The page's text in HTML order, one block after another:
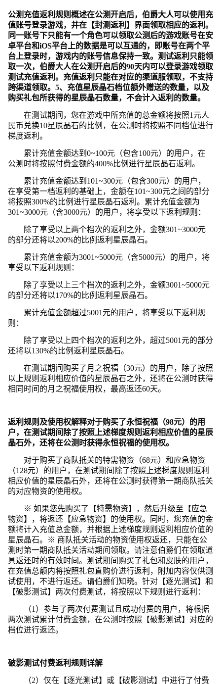
公测充值返利规则概述在公测开启后，伯爵大人可以使用充
值账号登录游戏，并在【封测返利】界面领取相应的返利。
同一账号下只能有一个角色可以领取公测后的游戏账号在安
卓平台和iOS平台上的数据是可以互通的，即账号在两个平
台上登录时，游戏内的账号信息保持一致。测试返利只能领
取一次，伯爵大人在公测开启后的90天内可以登录游戏领取
测试充值返利。充值返利只能在对应的渠道服领取，不支持
跨渠道领取。5、充值星辰晶石档位额外赠送的数量，以及
购买礼包所获得的星辰晶石数量，不会计入返利的数量。
在测试期间，您在游戏中所充值的总金额将按照1元人
民币兑换10星辰晶石的比例，在公测时将按照不同档位进行
梯度返利。
累计充值金额达到0~100元（包含100元）的用户，在
公测时将按照付费金额的400%比例进行星辰晶石返利。
累计充值金额达到101~300元（包含300元）的用户，
在享受第一档返利的基础上，金额在101~300元之间的部分
将按照300%的比例进行星辰晶石返利。累计充值金额为
301~3000元（含3000元）的用户，将享受以下返利规则：
除了享受以上两个档次的返利之外，金额301~3000元
的部分还将以200%的比例返利星辰晶石。
累计充值金额为3001~5000元（含5000元）的用户，将
享受以下返利规则：
除了享受以上三个档次的返利之外，金额3001~5000元
的部分还将以170%的比例返利星辰晶石。
累计充值金额超过5001元的用户，将享受以下返利规
则：
除了享受以上四个档次的返利之外，超过5001元的部分
还将以130%的比例返利星辰晶石。
在测试期间购买了月之祝福（30元）的用户，除了按照
以上规则返利相应价值的星辰晶石之外，还将在公测时获得
相同时间的月之祝福使用权，最高返还60天。
返利规则及使用权解释对于购买了永恒祝福（98元）的用
户，在测试期间除了按照上述梯度规则返利相应价值的星辰
晶石外，还将在公测时获得永恒祝福的使用权。
对于购买了商队抵关的特需物资（68元）和应急物资
（128元）的用户，在测试期间除了按照上述梯度规则返利
相应价值的星辰晶石外，还将在公测时获得第一期商队抵关
的对应物资的使用权。
※ 如果您先购买了【特需物资】，然后升级至【应急
物资】，将返还【应急物资】的使用权。同时，您充值的金
额将计入充值总金额，并根据上述梯度规则返利相应价值的
星辰晶石。※ 商队抵关活动的物资使用权返还，只能在公
测时第一期商队抵关活动期间领取。请注意伯爵们在领取道
具返还时的有效时间。测试期间购买了礼包和皮肤的用户，
在充值总额内将按照礼包直购价进行返利，附加内容仅供测
试使用，不进行返还。请伯爵们知晓。针对【逐光测试】和
【破影测试】两次付费测试，将按照以下规则进行返利：
（1）参与了两次付费测试且成功付费的用户，将根据
两次测试累计付费金额，在公测时按照【破影测试】对应的
档位进行返还。
破影测试付费返利规则详解
（2）仅在【逐光测试】或【破影测试】中进行了付费